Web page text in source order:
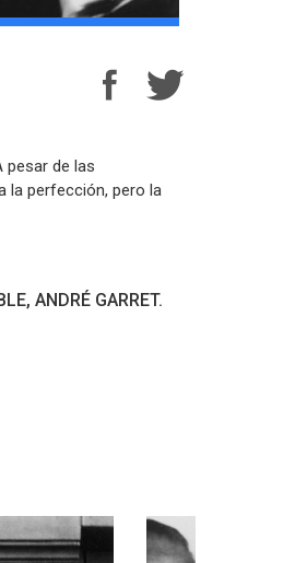
pesar de las
la perfección, pero la
ANDRÉ GARRET.